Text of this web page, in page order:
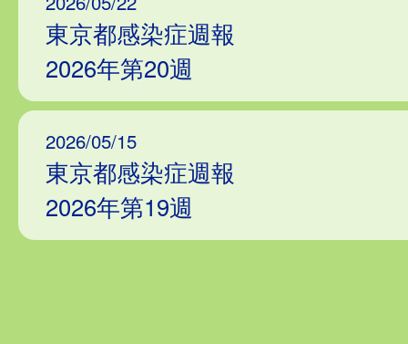
東京都感染症週報
2026年第20週
2026/05/15
東京都感染症週報
2026年第19週